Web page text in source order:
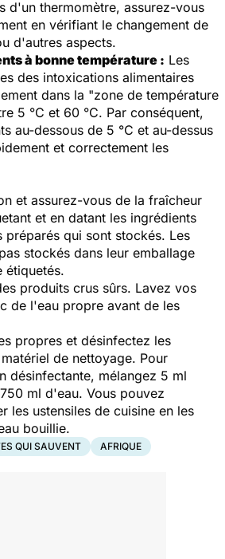
d'un thermomètre, assurez-vous
en vérifiant le changement de
d'autres aspects.
à bonne température : Les
des intoxications alimentaires
dans la "zone de température
5 °C et 60 °C. Par conséquent,
au-dessous de 5 °C et au-dessus
et correctement les
et assurez-vous de la fraîcheur
et en datant les ingrédients
préparés qui sont stockés. Les
stockés dans leur emballage
étiquetés.
produits crus sûrs. Lavez vos
de l'eau propre avant de les
propres et désinfectez les
de nettoyage. Pour
désinfectante, mélangez 5 ml
ml d'eau. Vous pouvez
les ustensiles de cuisine en les
bouillie.
QUI SAUVENT AFRIQUE